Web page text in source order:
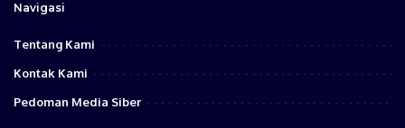
Navigasi
Tentang Kami
Kontak Kami
Pedoman Media Siber